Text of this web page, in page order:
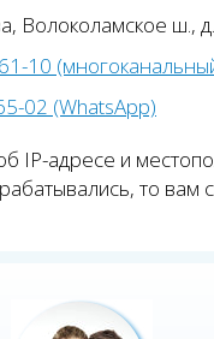
Волоколамское ш.,
10
02 (WhatsApp)
IP-адресе и
то вам